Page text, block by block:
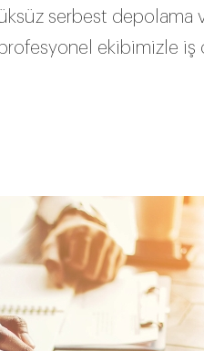
serbest depolama
ekibimizle iş